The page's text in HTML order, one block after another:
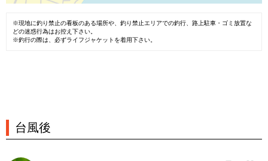
※現地に釣り禁止の看板のある場所や、釣り禁止エリアでの釣行、路上駐車・ゴミ放置な
どの迷惑行為はお控え下さい。
※釣行の際は、必ずライフジャケットを着用下さい。
台風後